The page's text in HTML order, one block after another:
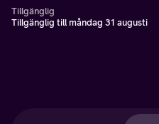
Tillgänglig
Tillgänglig till måndag 31 augusti